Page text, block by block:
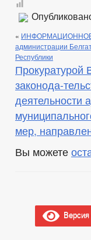
« ИНФОРМАЦИОННОЕ
администрации
Республики
Прокуратурой
законода-
деятельности
мер,
Вы можете